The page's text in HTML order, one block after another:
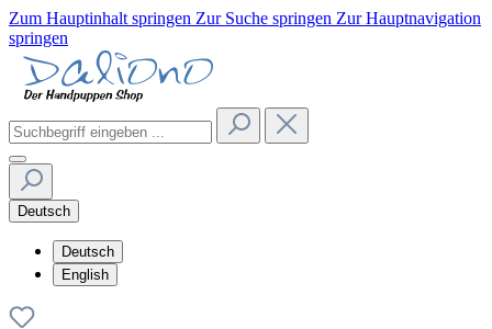
Zum Hauptinhalt springen Zur Suche springen Zur Hauptnavigation
springen
Deutsch
Deutsch
English